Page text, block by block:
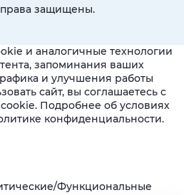
права защищены.
и аналогичные технологии
запоминания ваших
и улучшения работы
сайт, вы соглашаетесь с
Подробнее об условиях
конфиденциальности.
Функциональные